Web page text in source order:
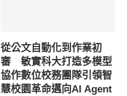
從公文自動化到作業初
審 敏實科大打造多模型
協作數位校務團隊引領智
慧校園革命邁向AI Agent